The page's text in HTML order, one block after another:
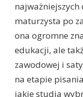
maturzysta po
ona ogromne
edukacji, ale
zawodowej i
na etapie
jakie studia